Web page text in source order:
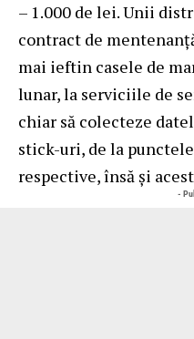
– 1.000 de lei. Unii
contract de
mai ieftin casele de
lunar, la serviciile de
chiar să colecteze
stick-uri, de la
respective, însă și
-